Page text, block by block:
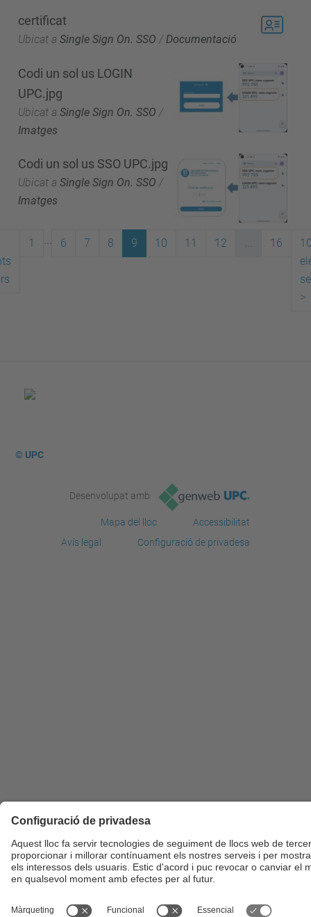
certificat
Ubicat a Single Sign On. SSO /Documentació
Codi un sol us LOGIN
UPC.jpg
Ubicat a Single Sign On. SSO /
Imatges
Codi un sol us SSO UPC.jpg
Ubicat a Single Sign On. SSO /
Imatges
1 6 7 8 9 10 11 12 ... 16
>
© UPC
Desenvolupat amb
Mapa del lloc
Accessibilitat
Avís legal
Configuració de privadesa